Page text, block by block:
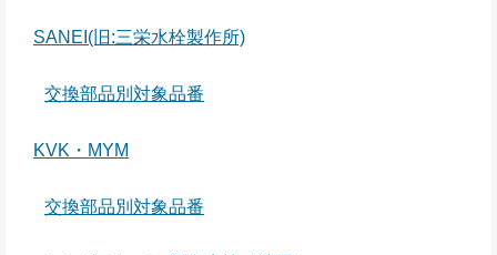
SANEI(旧:三栄水栓製作所)
交換部品別対象品番
KVK・MYM
交換部品別対象品番